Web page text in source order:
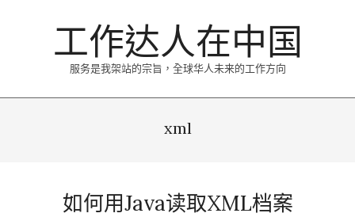
工作达人在中国
服务是我架站的宗旨，全球华人未来的工作方向
xml
如何用Java读取XML档案